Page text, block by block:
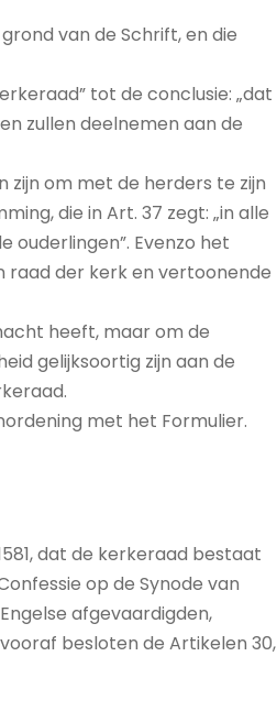
van de Schrift, en die
tot de conclusie: „dat
zullen deelnemen aan de
zijn om met de herders te zijn
die in Art. 37 zegt: „in alle
ouderlingen”. Evenzo het
raad der kerk en vertoonende
heeft, maar om de
gelijksoortig zijn aan de
met het Formulier.
dat de kerkeraad bestaat
op de Synode van
afgevaardigden,
besloten de Artikelen 30,